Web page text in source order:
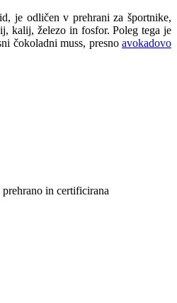
je odličen v prehrani za športnike,
kalij, železo in fosfor. Poleg tega je
čokoladni muss, presno avokadovo
in certificirana